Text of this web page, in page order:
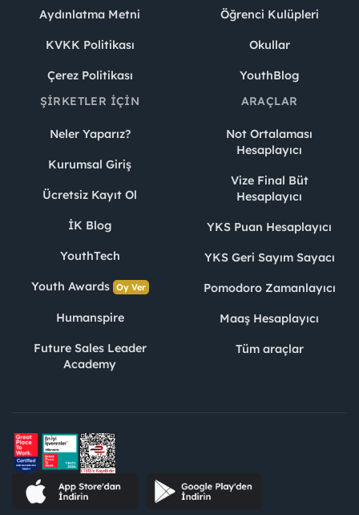
Aydınlatma Metni
KVKK Politikası
Çerez Politikası
Öğrenci Kulüpleri
Okullar
YouthBlog
ŞIRKETLER İÇIN
Neler Yaparız?
Kurumsal Giriş
Ücretsiz Kayıt Ol
İK Blog
YouthTech
Youth Awards Oy Ver
Humanspire
Future Sales Leader
Academy
ARAÇLAR
Not Ortalaması
Hesaplayıcı
Vize Final Büt
Hesaplayıcı
YKS Puan Hesaplayıcı
YKS Geri Sayım Sayacı
Pomodoro Zamanlayıcı
Maaş Hesaplayıcı
Tüm araçlar